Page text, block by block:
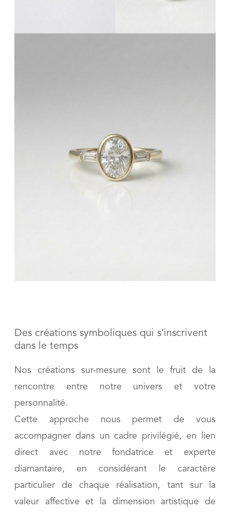
Des créations symboliques qui s’inscrivent
dans le temps
Nos créations sur-mesure sont le fruit de la
rencontre entre notre univers et votre
personnalité.
Cette approche nous permet de vous
accompagner dans un cadre privilégié, en lien
direct avec notre fondatrice et experte
diamantaire, en considérant le caractère
particulier de chaque réalisation, tant sur la
valeur affective et la dimension artistique de